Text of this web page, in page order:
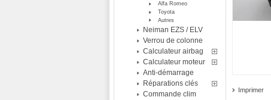
Alfa Romeo
Toyota
Autres
Neiman EZS / ELV
Verrou de colonne
Calculateur airbag
Calculateur moteur
Anti-démarrage
Réparations clés
Commande clim
Imprimer